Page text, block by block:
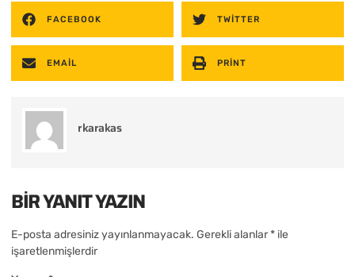
FACEBOOK TWITTER
EMAIL PRINT
rkarakas
BIR YANIT YAZIN
E-posta adresiniz yayınlanmayacak. Gerekli alanlar* ile
işaretlenmişlerdir